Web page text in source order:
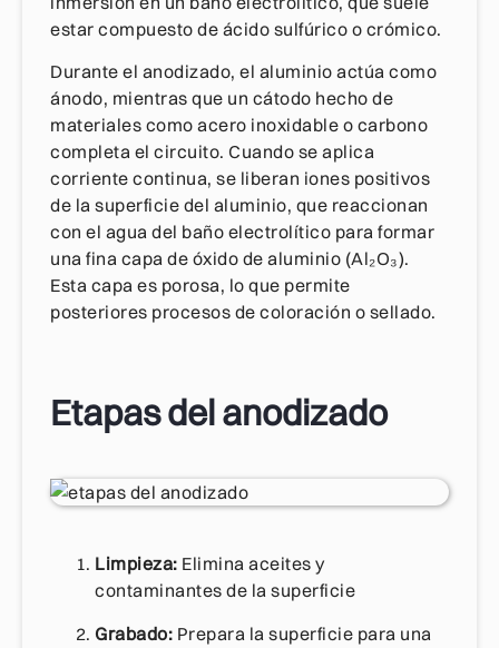
estar compuesto de ácido sulfúrico o crómico.
Durante el anodizado, el aluminio actúa como
ánodo, mientras que un cátodo hecho de
materiales como acero inoxidable o carbono
completa el circuito. Cuando se aplica
corriente continua, se liberan iones positivos
de la superficie del aluminio, que reaccionan
con el agua del baño electrolítico para formar
una fina capa de óxido de aluminio (Al₂O₃).
Esta capa es porosa, lo que permite
posteriores procesos de coloración o sellado.
Etapas del anodizado
Limpieza: Elimina aceites y
contaminantes de la superficie
Grabado: Prepara la superficie para una